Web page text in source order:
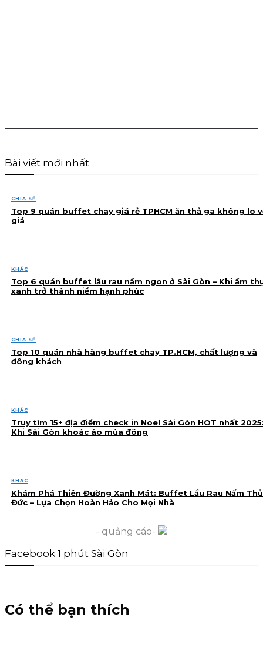
Bài viết mới nhất
CHIA SẺ
Top 9 quán buffet chay giá rẻ TPHCM ăn thả ga không lo
giá
KHÁC
Top 6 quán buffet lẩu rau nấm ngon ở Sài Gòn – Khi ẩm
xanh trở thành niềm hạnh phúc
CHIA SẺ
Top 10 quán nhà hàng buffet chay TP.HCM, chất lượng và
đông khách
KHÁC
Truy tìm 15+ địa điểm check in Noel Sài Gòn HOT nhất
Khi Sài Gòn khoác áo mùa đông
KHÁC
Khám Phá Thiên Đường Xanh Mát: Buffet Lẩu Rau Nấm Thủ
Đức – Lựa Chọn Hoàn Hảo Cho Mọi Nhà
- quảng cáo-
Facebook 1 phút Sài Gòn
Có thể bạn thích